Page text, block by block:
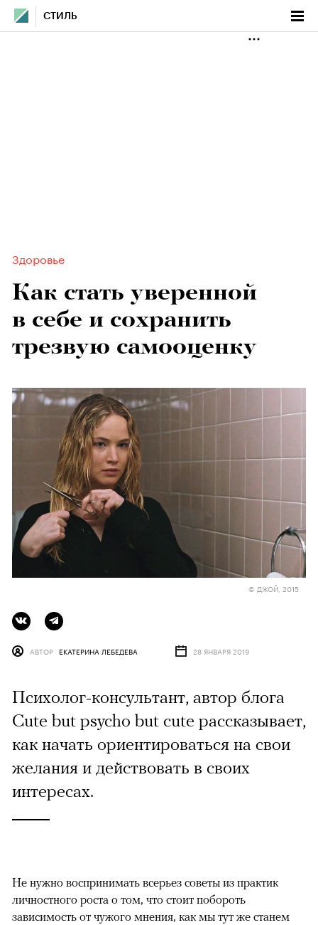
СТИЛЬ
Здоровье
Как стать уверенной
в себе и сохранить
трезвую самооценку
© ДЖОЙ, 2015
АВТОР ЕКАТЕРИНА ЛЕБЕДЕВА 28 ЯНВАРЯ 2019
Психолог-консультант, автор блога
Cute but psycho but cute рассказывает,
как начать ориентироваться на свои
желания и действовать в своих
интересах.
Не нужно воспринимать всерьез советы из практик
личностного роста о том, что стоит побороть
зависимость от чужого мнения, как мы тут же станем